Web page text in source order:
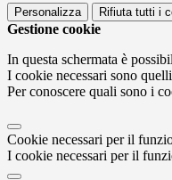
Personalizza Rifiuta tutti i
Gestione cookie
In questa schermata è
I cookie necessari sono
Per conoscere quali sono i
Cookie necessari per il
I cookie necessari per il